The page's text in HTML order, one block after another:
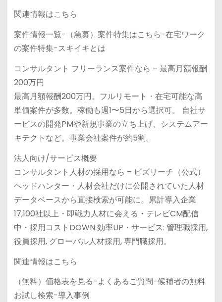
関連情報はこちら
案件情報一覧-（急募）案件特集はこちら-在宅ワーク
の案件特集-スキイキとは
コンサルタント フリーランス案件なら – 最高月額報酬
200万円
最高月額報酬200万円。フルリモート・在宅可能な高
単価案件が多数。稼働も週1〜5日から選択可。 自社サ
ービスの開発PMや新規事業の立ち上げ、システムアー
キテクトなど。事業会社案件が約5割。
法人向け/サービス概要
コンサルタント人材の採用なら – ビズリーチ（公式）
ヘッドハンター・人材会社だけに公開されていた人材
データベースから直接検索が可能に。累計導入企業
17,100社以上・即戦力人材に会える・テレビCM配信
中・採用コストDOWN 効率UP・サービス: 管理職採用,
役員採用, グローバル人材採用, 専門職採用。
関連情報はこちら
（無料）価格表を見る-よくあるご質問-候補者の無料
お試し検索-導入事例